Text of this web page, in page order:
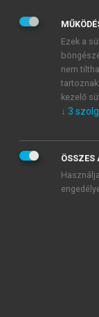
elméletein
nedvkórtani
évben,
gyógyítás
A
Galénosz
elmélet lényege
alkotja: a tűz, a
Ezek a
nem
kezelő
↓ 3
ÖSSZES